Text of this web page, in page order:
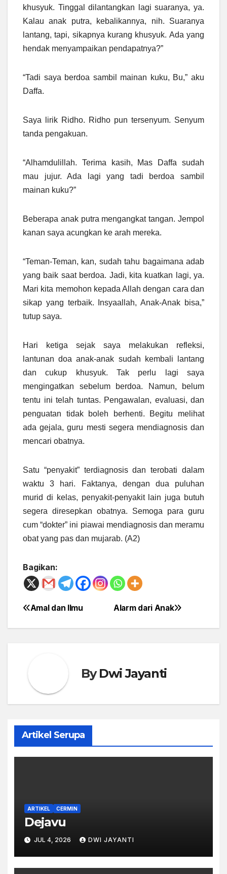
khusyuk. Tinggal dilantangkan lagi suaranya, ya.
Kalau anak putra, kebalikannya, nih. Suaranya
lantang, tapi, sikapnya kurang khusyuk. Ada yang
hendak menyampaikan pendapatnya?”
“Tadi saya berdoa sambil mainan kuku, Bu,” aku
Daffa.
Saya lirik Ridho. Ridho pun tersenyum. Senyum
tanda pengakuan.
“Alhamdulillah. Terima kasih, Mas Daffa sudah
mau jujur. Ada lagi yang tadi berdoa sambil
mainan kuku?”
Beberapa anak putra mengangkat tangan. Jempol
kanan saya acungkan ke arah mereka.
“Teman-Teman, kan, sudah tahu bagaimana adab
yang baik saat berdoa. Jadi, kita kuatkan lagi, ya.
Mari kita memohon kepada Allah dengan cara dan
sikap yang terbaik. Insyaallah, Anak-Anak bisa,”
tutup saya.
Hari ketiga sejak saya melakukan refleksi,
lantunan doa anak-anak sudah kembali lantang
dan cukup khusyuk. Tak perlu lagi saya
mengingatkan sebelum berdoa. Namun, belum
tentu ini telah tuntas. Pengawalan, evaluasi, dan
penguatan tidak boleh berhenti. Begitu melihat
ada gejala, guru mesti segera mendiagnosis dan
mencari obatnya.
Satu “penyakit” terdiagnosis dan terobati dalam
waktu 3 hari. Faktanya, dengan dua puluhan
murid di kelas, penyakit-penyakit lain juga butuh
segera diresepkan obatnya. Semoga para guru
cum “dokter” ini piawai mendiagnosis dan meramu
obat yang pas dan mujarab. (A2)
Bagikan:
Post
navigation
Alarm dari Anak
Amal dan Ilmu
ByDwi Jayanti
Artikel Serupa
ARTIKEL CERMIN
Dejavu
JUL 4, 2026 DWI JAYANTI